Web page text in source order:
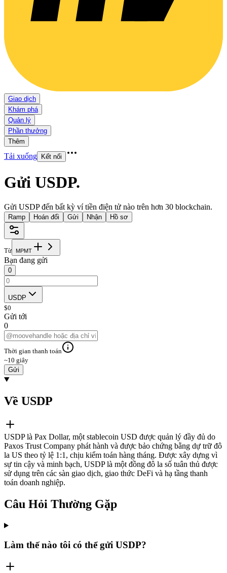
Giao dịch
Khám phá
Quản lý
Phần thưởng
Thêm
Tải xuống Kết nối
Gửi USDP.
Gửi USDP đến bất kỳ ví tiền điện tử nào trên hơn 30 blockchain.
Ramp Hoán đổi Gửi Nhận Hồ sơ
Từ MPMT
Bạn đang gửi
0
USDP
$0
Gửi tới
0
Thời gian thanh toán
~10 giây
Gửi
Về USDP
USDP là Pax Dollar, một stablecoin USD được quản lý đầy đủ do
Paxos Trust Company phát hành và được bảo chứng bằng dự trữ đô
la US theo tỷ lệ 1:1, chịu kiểm toán hàng tháng. Được xây dựng vì
sự tin cậy và minh bạch, USDP là một đồng đô la số tuân thủ được
sử dụng trên các sàn giao dịch, giao thức DeFi và hạ tầng thanh
toán doanh nghiệp.
Câu Hỏi Thường Gặp
Làm thế nào tôi có thể gửi USDP?